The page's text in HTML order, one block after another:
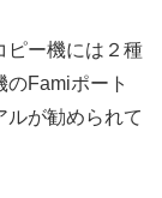
ピー機には２種
Famiポート
ルが勧められて